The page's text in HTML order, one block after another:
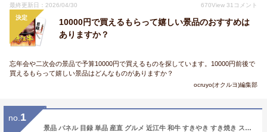
最終更新日：2026/04/30 670View 31 コメント
決定
10000円で買えるもらって嬉しい景品のおすすめは
ありますか？
忘年会や二次会の景品で予算10000円で買えるものを探しています。10000円前後で
買えるもらって嬉しい景品はどんなものがありますか？
ocruyo(オクルヨ)編集部
no. 1
景品 パネル 目録 単品 産直 グルメ 近江牛 和牛 すきやき すき焼き スキヤキ グルメ 食べ物 食品 贅沢 豪華 目録 ビンゴ 結婚式 二次会 披露宴 会社イベント ゴルフコンペ 忘年会 抽選会